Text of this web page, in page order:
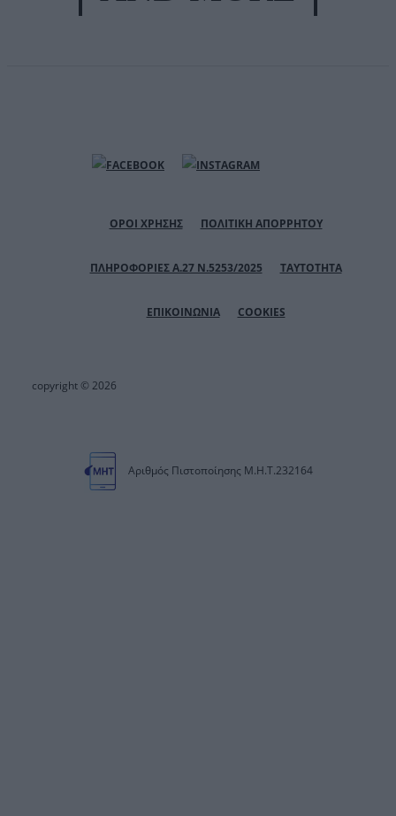
ΟΡΟΙ ΧΡΗΣΗΣ ΠΟΛΙΤΙΚΗ ΑΠΟΡΡΗΤΟΥ
ΠΛΗΡΟΦΟΡΙΕΣ Α.27 Ν.5253/2025 ΤΑΥΤΟΤΗΤΑ
ΕΠΙΚΟΙΝΩΝΙΑ COOKIES
copyright © 2026
Αριθμός Πιστοποίησης Μ.Η.Τ.232164